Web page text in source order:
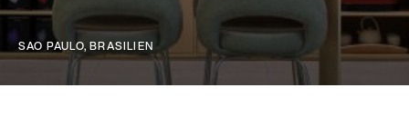
SAO PAULO, BRASILIEN